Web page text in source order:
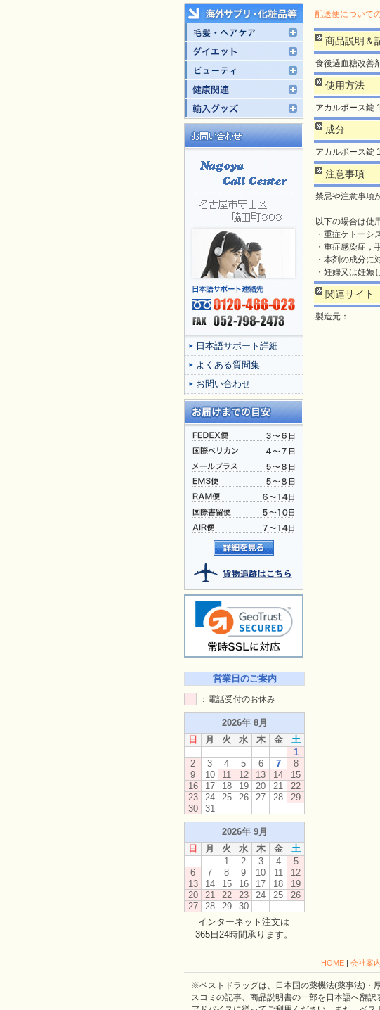
日本語サポート詳細
よくある質問集
お問い合わせ
営業日のご案内
：電話受付のお休み
2026年 8月
日
月 火 水 木 金
土
1
2
3 4 5 6 7
8
9
10 11 12 13 14
15
16
17 18 19 20 21
22
23
24 25 26 27 28
29
30
31
2026年 9月
日
月 火 水 木 金
土
1
2 3 4
5
6
7 8 9 10 11
12
13
14 15 16 17 18
19
20
21 22 23 24 25
26
27
28 29
30
インターネット注文は
365日24時間承ります。
配送便について
商品説明＆
食後過血糖改善
使用方法
アカルボース錠
成分
アカルボース錠
注意事項
禁忌や注意事項
以下の場合は使
・重症ケトーシ
・重症感染症，
・本剤の成分に
・妊婦又は妊娠
関連サイト
製造元：
HOME | 会社案内
※ベストドラッグは、日本国の薬機法(薬事法)・
スコミの記事、商品説明書の一部を日本語へ翻